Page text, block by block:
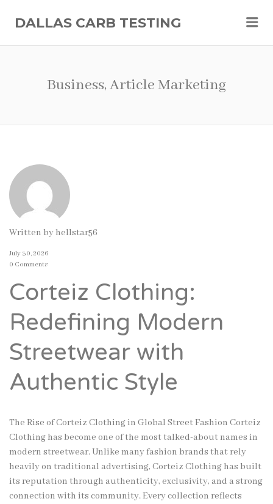
DALLAS CARB TESTING
Business, Article Marketing
Written by hellstar56
July 30, 2026
0 Comments
Corteiz Clothing:
Redefining Modern
Streetwear with
Authentic Style
The Rise of Corteiz Clothing in Global Street Fashion Corteiz
Clothing has become one of the most talked-about names in
modern streetwear. Unlike many fashion brands that rely
heavily on traditional advertising, Corteiz Clothing has built
its reputation through authenticity, exclusivity, and a strong
connection with its community. Every collection reflects